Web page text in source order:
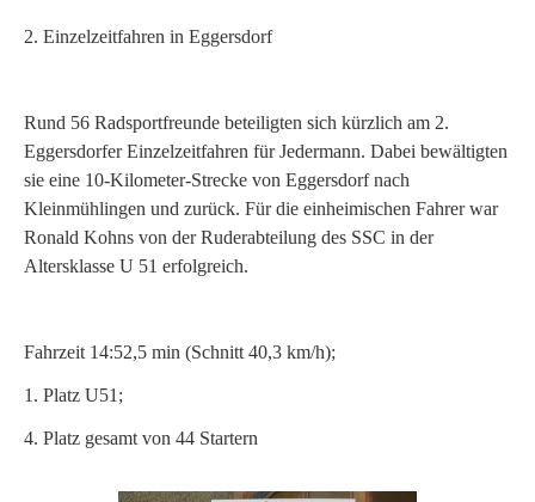
2. Einzelzeitfahren in Eggersdorf
Rund 56 Radsportfreunde beteiligten sich kürzlich am 2.
Eggersdorfer Einzelzeitfahren für Jedermann. Dabei bewältigten
sie eine 10-Kilometer-Strecke von Eggersdorf nach
Kleinmühlingen und zurück. Für die einheimischen Fahrer war
Ronald Kohns von der Ruderabteilung des SSC in der
Altersklasse U 51 erfolgreich.
Fahrzeit 14:52,5 min (Schnitt 40,3 km/h);
1. Platz U51;
4. Platz gesamt von 44 Startern